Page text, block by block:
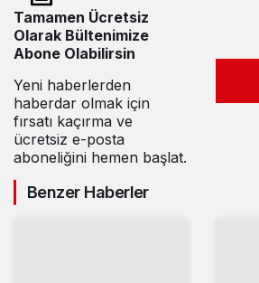
Tamamen Ücretsiz
Olarak Bültenimize
Abone Olabilirsin
Yeni haberlerden
haberdar olmak için
fırsatı kaçırma ve
ücretsiz e-posta
aboneliğini hemen başlat.
Benzer Haberler